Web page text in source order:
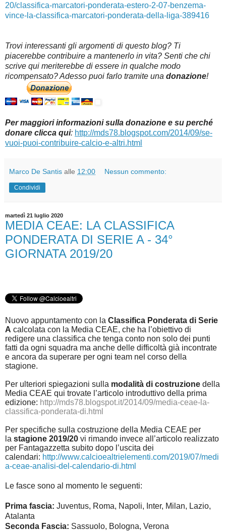
20/classifica-marcatori-ponderata-estero-2-07-benzema-
vince-la-classifica-marcatori-ponderata-della-liga-389416
Trovi interessanti gli argomenti di questo blog? Ti
piacerebbe contribuire a mantenerlo in vita? Senti che chi
scrive qui meriterebbe di essere in qualche modo
ricompensato? Adesso puoi farlo tramite una donazione!
Per maggiori informazioni sulla donazione e su perché
donare clicca qui: http://mds78.blogspot.com/2014/09/se-
vuoi-puoi-contribuire-calcio-e-altri.html
Marco De Santis alle 12:00 Nessun commento:
Condividi
martedì 21 luglio 2020
MEDIA CEAE: LA CLASSIFICA
PONDERATA DI SERIE A - 34°
GIORNATA 2019/20
Nuovo appuntamento con la Classifica Ponderata di Serie
A calcolata con la Media CEAE, che ha l’obiettivo di
redigere una classifica che tenga conto non solo dei punti
fatti da ogni squadra ma anche delle difficoltà già incontrate
e ancora da superare per ogni team nel corso della
stagione.
Per ulteriori spiegazioni sulla modalità di costruzione della
Media CEAE qui trovate l’articolo introduttivo della prima
edizione: http://mds78.blogspot.it/2014/09/media-ceae-la-
classifica-ponderata-di.html
Per specifiche sulla costruzione della Media CEAE per
la stagione 2019/20 vi rimando invece all’articolo realizzato
per Fantagazzetta subito dopo l’uscita dei
calendari: http://www.calcioealtrielementi.com/2019/07/medi
a-ceae-analisi-del-calendario-di.html
Le fasce sono al momento le seguenti:
Prima fascia: Juventus, Roma, Napoli, Inter, Milan, Lazio,
Atalanta
Seconda Fascia: Sassuolo, Bologna, Verona